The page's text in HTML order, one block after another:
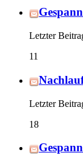
Letzter
11
Letzter
18